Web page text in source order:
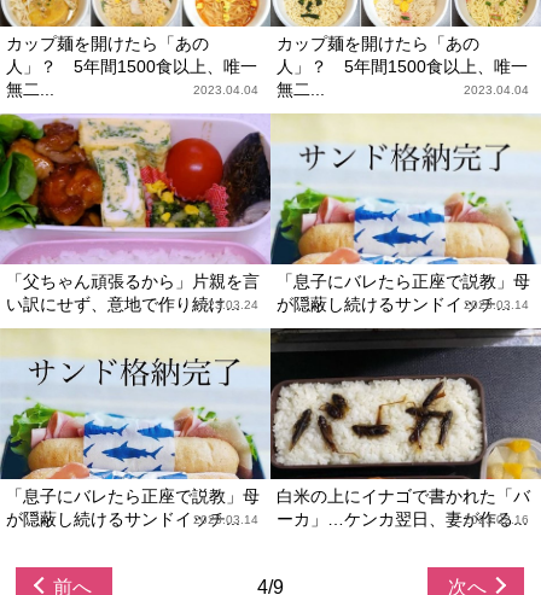
カップ麺を開けたら「あの
人」？ 5年間1500食以上、唯一
無二...
2023.04.04
カップ麺を開けたら「あの
人」？ 5年間1500食以上、唯一
無二...
2023.04.04
「父ちゃん頑張るから」片親を言
い訳にせず、意地で作り続け...
2023.03.24
「息子にバレたら正座で説教」母
が隠蔽し続けるサンドイッチ...
2023.03.14
「息子にバレたら正座で説教」母
が隠蔽し続けるサンドイッチ...
2023.03.14
白米の上にイナゴで書かれた「バ
ーカ」…ケンカ翌日、妻が作る...
2023.02.16
前へ 4/9 次へ